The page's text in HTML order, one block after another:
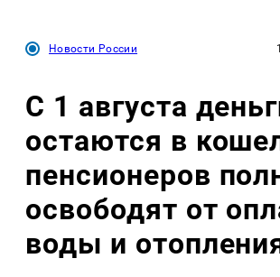
Новости России
С 1 августа
остаются в
пенсионеров
освободят от
воды и